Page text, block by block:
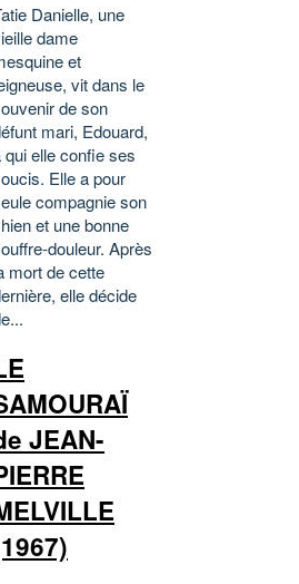
Danielle, une
dame
et
vit dans le
de son
mari, Edouard,
qui elle confie ses
Elle a pour
compagnie son
et une bonne
douleur. Après
mort de cette
elle décide
JEAN-